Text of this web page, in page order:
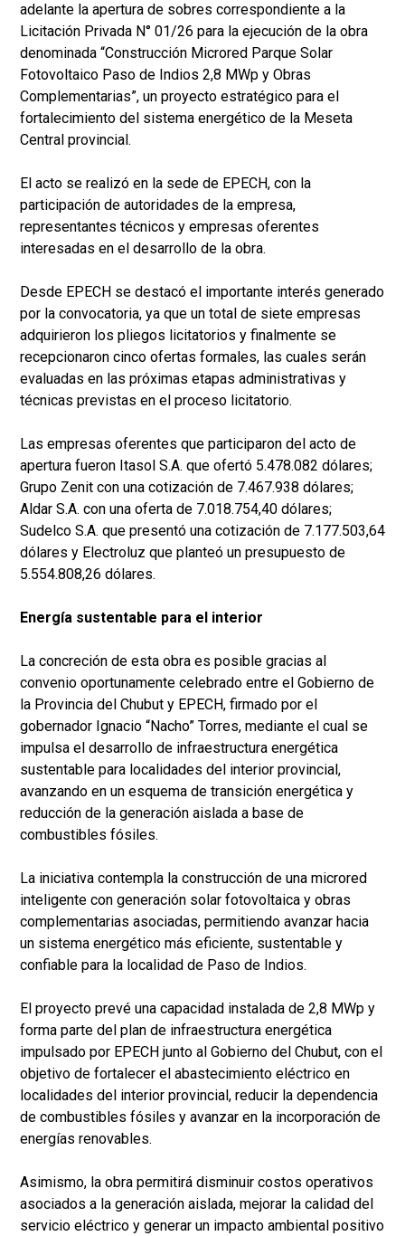
adelante la apertura de sobres correspondiente a la
Licitación Privada N° 01/26 para la ejecución de la obra
denominada “Construcción Microred Parque Solar
Fotovoltaico Paso de Indios 2,8 MWp y Obras
Complementarias”, un proyecto estratégico para el
fortalecimiento del sistema energético de la Meseta
Central provincial.
El acto se realizó en la sede de EPECH, con la
participación de autoridades de la empresa,
representantes técnicos y empresas oferentes
interesadas en el desarrollo de la obra.
Desde EPECH se destacó el importante interés generado
por la convocatoria, ya que un total de siete empresas
adquirieron los pliegos licitatorios y finalmente se
recepcionaron cinco ofertas formales, las cuales serán
evaluadas en las próximas etapas administrativas y
técnicas previstas en el proceso licitatorio.
Las empresas oferentes que participaron del acto de
apertura fueron Itasol S.A. que ofertó 5.478.082 dólares;
Grupo Zenit con una cotización de 7.467.938 dólares;
Aldar S.A. con una oferta de 7.018.754,40 dólares;
Sudelco S.A. que presentó una cotización de 7.177.503,64
dólares y Electroluz que planteó un presupuesto de
5.554.808,26 dólares.
Energía sustentable para el interior
La concreción de esta obra es posible gracias al
convenio oportunamente celebrado entre el Gobierno de
la Provincia del Chubut y EPECH, firmado por el
gobernador Ignacio “Nacho” Torres, mediante el cual se
impulsa el desarrollo de infraestructura energética
sustentable para localidades del interior provincial,
avanzando en un esquema de transición energética y
reducción de la generación aislada a base de
combustibles fósiles.
La iniciativa contempla la construcción de una microred
inteligente con generación solar fotovoltaica y obras
complementarias asociadas, permitiendo avanzar hacia
un sistema energético más eficiente, sustentable y
confiable para la localidad de Paso de Indios.
El proyecto prevé una capacidad instalada de 2,8 MWp y
forma parte del plan de infraestructura energética
impulsado por EPECH junto al Gobierno del Chubut, con el
objetivo de fortalecer el abastecimiento eléctrico en
localidades del interior provincial, reducir la dependencia
de combustibles fósiles y avanzar en la incorporación de
energías renovables.
Asimismo, la obra permitirá disminuir costos operativos
asociados a la generación aislada, mejorar la calidad del
servicio eléctrico y generar un impacto ambiental positivo